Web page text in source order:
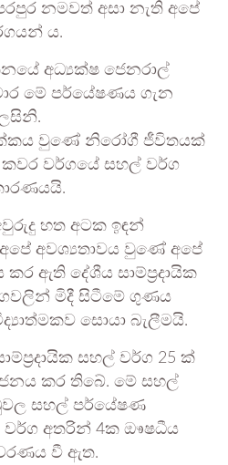
නමවත් අසා නැති අපේ
ය.
අධ්‍යක්ෂ ජෙනරාල්
මේ පර්යේෂණය ගැන
වුණේ නිරෝගී ජීවිතයක්
වර්ගයේ සහල් වර්ග
හත අටක ඉඳන්
අවශ්‍යතාවය වුණේ අපේ
ඇති දේශීය සාම්ප්‍රදායික
මිදී සිටීමේ ගුණය
සොයා බැලීමයි.
සහල් වර්ග 25 ක්
කර තිබේ. මේ සහල්
සහල් පර්යේෂණ
අතරින් 4ක ඔෳෂධීය
වී ඇත.